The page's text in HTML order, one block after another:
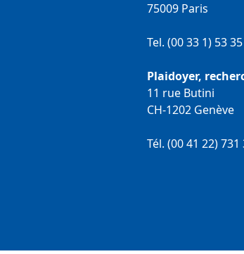
75009 Paris
Tel. (00 33 1) 53
Plaidoyer,
11 rue Butini
CH-1202 Genève
Tél. (00 41 22) 731